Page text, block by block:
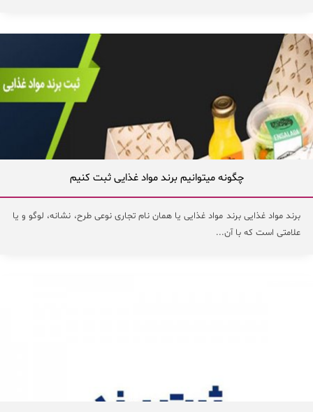
چگونه میتوانیم برند مواد غذایی ثبت کنیم
برند مواد غذایی برند مواد غذایی یا همان نام تجاری نوعی طرح، نشانه، لوگو و یا
علامتی است که با آن...